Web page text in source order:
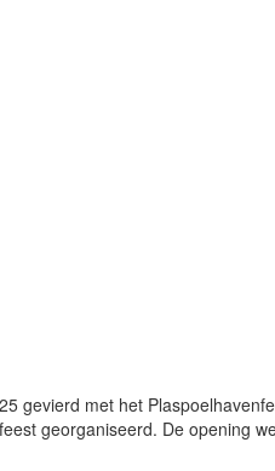
gevierd met het
georganiseerd. De opening